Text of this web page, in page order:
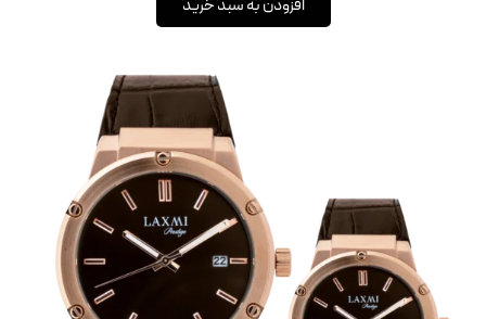
افزودن به سبد خرید